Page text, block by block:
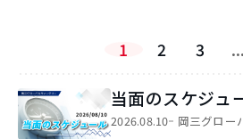
1 2 3 ...
2026.08.10
当面のスケジュ
岡三グロー